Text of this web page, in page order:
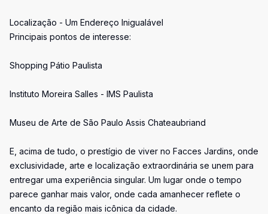
Localização - Um Endereço Inigualável
Principais pontos de interesse:
Shopping Pátio Paulista
Instituto Moreira Salles - IMS Paulista
Museu de Arte de São Paulo Assis Chateaubriand
E, acima de tudo, o prestígio de viver no Facces Jardins, onde
exclusividade, arte e localização extraordinária se unem para
entregar uma experiência singular. Um lugar onde o tempo
parece ganhar mais valor, onde cada amanhecer reflete o
encanto da região mais icônica da cidade.